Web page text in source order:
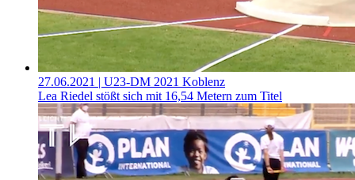
27.06.2021 | U23-DM 2021 Koblenz
Lea Riedel stößt sich mit 16,54 Metern zum Titel